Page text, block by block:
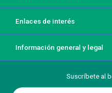
Enlaces de interés
Información general y legal
Suscríbete al